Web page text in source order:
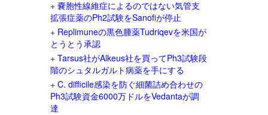
+ 嚢胞性線維症によるのではない気管支
拡張症薬のPh2試験をSanofiが停止
+ Replimuneの黒色腫薬Tudriqevを米国が
とうとう承認
+ Tarsus社がAlkeus社を買ってPh3試験段
階のシュタルガルト病薬を手にする
+ C. difficile感染を防ぐ細菌詰め合わせの
Ph3試験資金6000万ドルをVedantaが調
達